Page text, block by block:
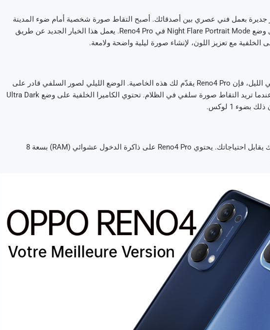
جديرة بعمل فني عصري بين أصدقائك. أصبح التقاط صورة شخصية أمام ضوء المدينة
المذهل في الليل ممكنًا الآن بنقرة واحدة فقط بفضل وضع Night Flare Portrait Mode في Reno4 Pro. يعمل هذا الخيار الجديد عن طريق
مع تعزيز اللون، لإنشاء صورة ليلية واضحة ولامعة.
إذا كنت تبحث عن صور أكثر وضوحًا وشفافية حتى في الليل، فإن Reno4 Pro يقدّم لك هذه الخاصية. الوضع الليلي لصور السلفي قادر على
تحسين تفاصيل الوجه والإضاءة في الضوء الخافت، عندما تريد التقاط صورة سلفي في الظلام. تحتوي الكاميرا الخلفية على وضع Ultra Dark
يمنحك أداء Reno4 Pro ما تحتاجه للتأكد من أن هاتفك يقابل احتياجاتك. يحتوي Reno4 Pro على ذاكرة الدخول عشوائي (RAM) بسعة 8